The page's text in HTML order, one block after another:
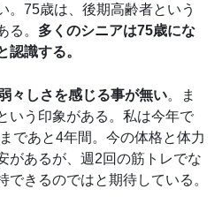
。75歳は、後期高齢者という
る。 多くのシニアは75歳にな
認識する。
々しさを感じる事が無い。ま
いう印象がある。私は今年で
であと4年間。今の体格と体力
があるが、週2回の筋トレでな
できるのではと期待している。